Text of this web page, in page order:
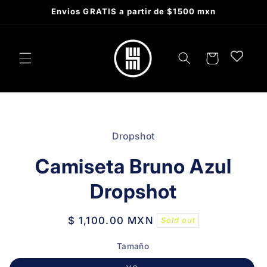
Skip toEnvios GRATIS a partir de $1500 mxn
Cart
Dropshot
Camiseta Bruno Azul
Dropshot
Regular
$ 1,100.00 MXN Sold out
Tamaño